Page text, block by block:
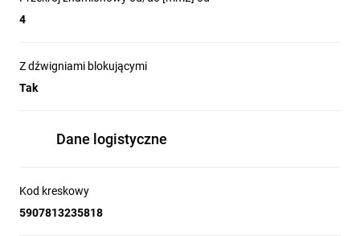
4
Z dźwigniami blokującymi
Tak
Dane logistyczne
Kod kreskowy
5907813235818